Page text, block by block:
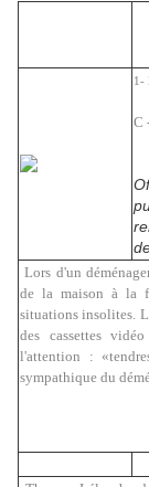
1-
C
Lors d'un
de la maison à la
situations insolites.
des cassettes
l'attention :
sympathique du